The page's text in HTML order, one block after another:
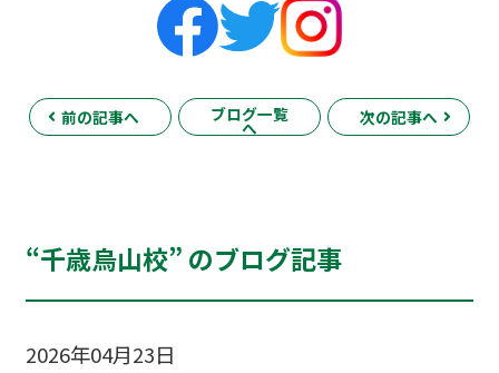
前の記事へ ブログ一覧
へ
次の記事へ
“千歳烏山校” のブログ記事
2026年04月23日